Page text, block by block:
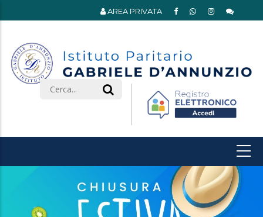
AREA PRIVATA
Search